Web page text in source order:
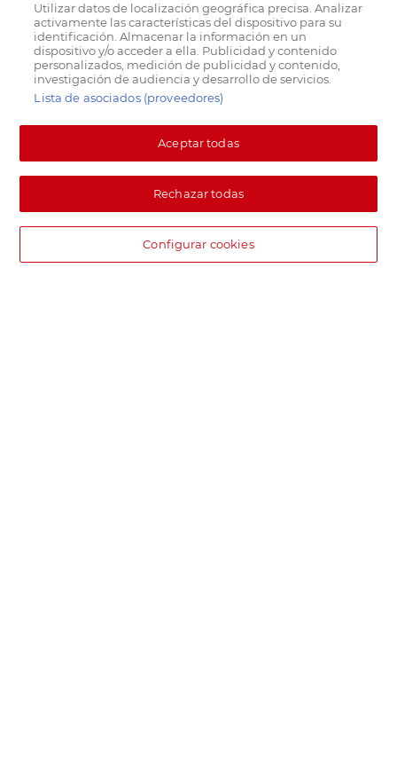
Utilizar datos de localización geográfica precisa. Analizar
activamente las características del dispositivo para su
identificación. Almacenar la información en un
dispositivo y/o acceder a ella. Publicidad y contenido
personalizados, medición de publicidad y contenido,
investigación de audiencia y desarrollo de servicios.
Lista de asociados (proveedores)
Aceptar todas
Rechazar todas
Configurar cookies